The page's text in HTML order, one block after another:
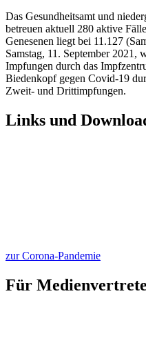
Das Gesundheitsamt und
betreuen aktuell 280 aktive
Genesenen liegt bei 11.127
Samstag, 11. September 2021,
Impfungen durch das
Biedenkopf gegen Covid-19
Zweit- und Drittimpfungen.
Links und
zur Corona-Pandemie
Für